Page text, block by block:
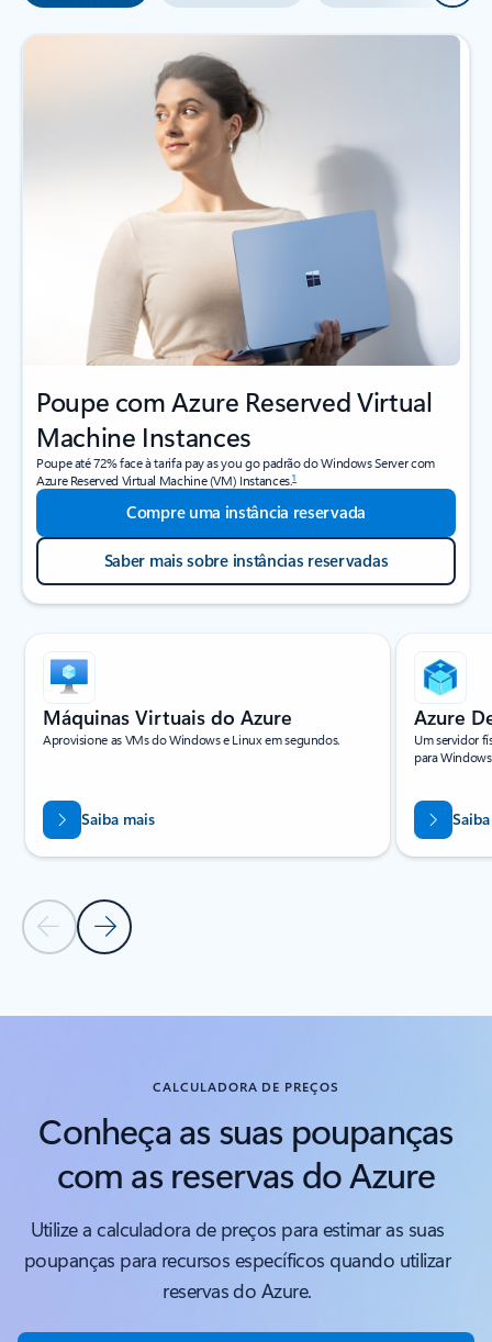
Poupe com Azure Reserved Virtual
Machine Instances
Poupe até 72% face à tarifa pay as you go padrão do Windows Server com
Azure Reserved Virtual Machine (VM) Instances.1
Compre uma instância reservada
Saber mais sobre instâncias reservadas
A apresentar o diapositivo 1 de 4
Diapositivo Anterior
Diapositivo Seguinte
Máquinas Virtuais do Azure
Aprovisione as VMs do Windows e Linux em segundos.
Saiba mais
Azure
Um servidor
para
Voltar a Serviços abrangidos - Secção do separador Computação
CALCULADORA DE PREÇOS
Conheça as suas poupanças
com as reservas do Azure
Utilize a calculadora de preços para estimar as suas
poupanças para recursos específicos quando utilizar
reservas do Azure.